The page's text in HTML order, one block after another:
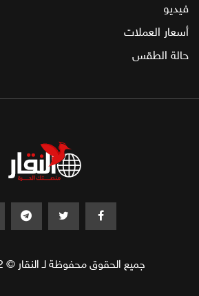
فيديو
أسعار العملات
حالة الطقس
جميع الحقوق محفوظة لـ النقار © 2022 - 2026